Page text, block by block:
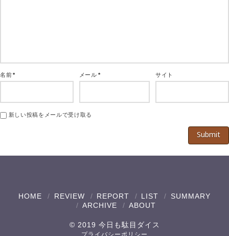
名前* メール* サイト
新しい投稿をメールで受け取る
HOME REVIEW REPORT LIST
SUMMARY
ARCHIVE
ABOUT
© 2019 今日も駄目ダイス